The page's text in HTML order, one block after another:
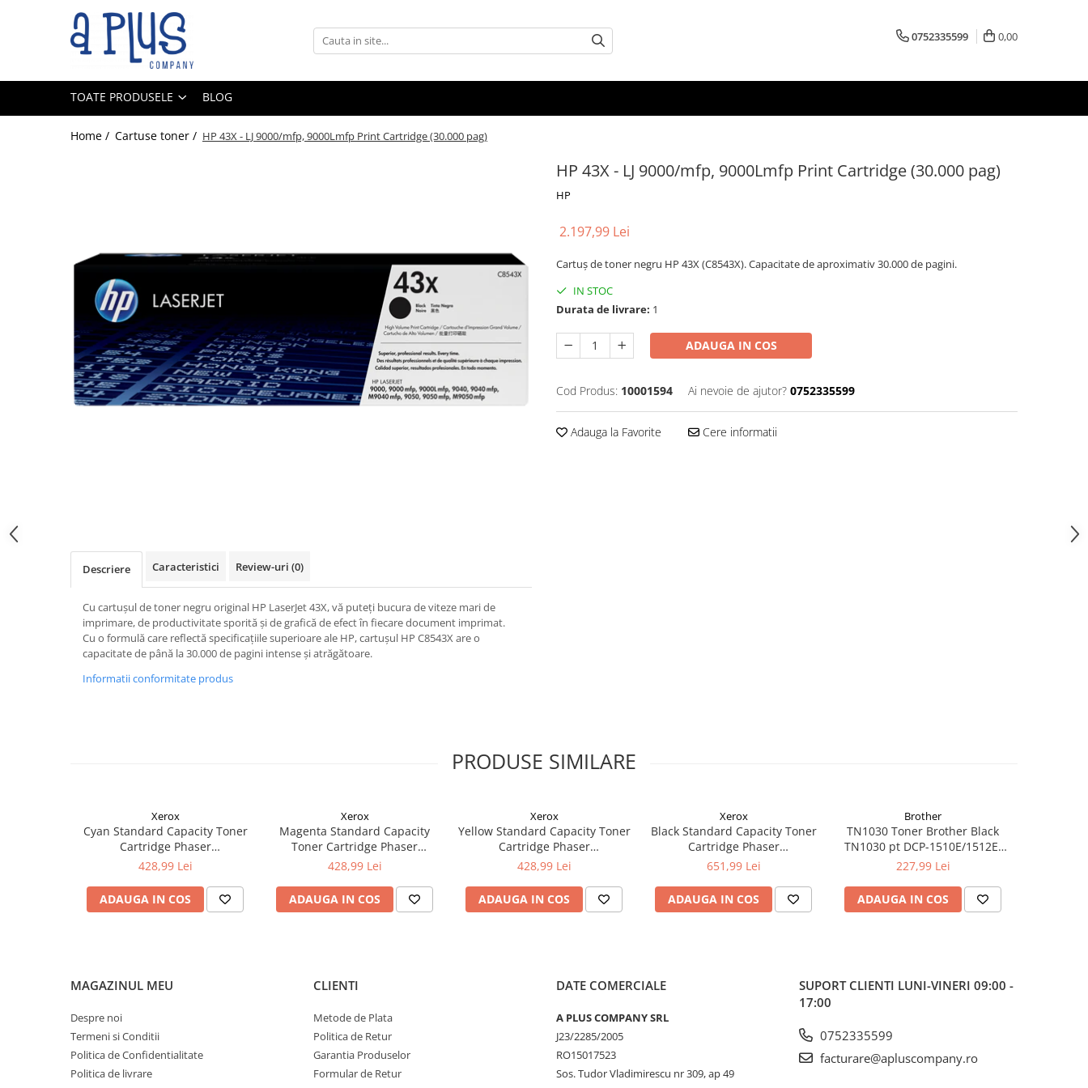
Toate Produsele
Cartuse toner
0752335599 0,00
TOATE PRODUSELE BLOG
Home / Cartuse toner / HP 43X - LJ 9000/mfp, 9000Lmfp Print Cartridge (30.000 pag)
HP 43X - LJ 9000/mfp, 9000Lmfp Print Cartridge (30.000 pag)
HP
2.197,99 Lei
Cartuș de toner negru HP 43X (C8543X). Capacitate de aproximativ 30.000 de pagini.
IN STOC
Durata de livrare: 1
ADAUGA IN COS
Cod Produs: 10001594 Ai nevoie de ajutor? 0752335599
Adauga la Favorite Cere informatii
Descriere Caracteristici Review-uri (0)
Cu cartușul de toner negru original HP LaserJet 43X, vă puteți bucura de viteze mari de
imprimare, de productivitate sporită și de grafică de efect în fiecare document imprimat.
Cu o formulă care reflectă specificațiile superioare ale HP, cartușul HP C8543X are o
capacitate de până la 30.000 de pagini intense și atrăgătoare.
Informatii conformitate produs
PRODUSE SIMILARE
Xerox
Cyan Standard Capacity Toner
Cartridge Phaser
6510/WorkCentre 6515
428,99 Lei
ADAUGA IN COS
Xerox
Magenta Standard Capacity
Toner Cartridge Phaser
6510/WorkCentre 6515
428,99 Lei
ADAUGA IN COS
Xerox
Yellow Standard Capacity Toner
Cartridge Phaser
6510/WorkCentre 6515
428,99 Lei
ADAUGA IN COS
Xerox
Black Standard Capacity Toner
Cartridge Phaser
6510/WorkCentre 6515
651,99 Lei
ADAUGA IN COS
Brother
TN1030 Toner Brother Black
TN1030 pt DCP-1510E/1512E,
HL-1110E/1112E ,1K
227,99 Lei
ADAUGA IN COS
MAGAZINUL MEU
Despre noi
Termeni si Conditii
Politica de Confidentialitate
Politica de livrare
CLIENTI
Metode de Plata
Politica de Retur
Garantia Produselor
Formular de Retur
DATE COMERCIALE
A PLUS COMPANY SRL
J23/2285/2005
RO15017523
Sos. Tudor Vladimirescu nr 309, ap 49
SUPORT CLIENTI LUNI-VINERI 09:00 -
17:00
0752335599
facturare@apluscompany.ro